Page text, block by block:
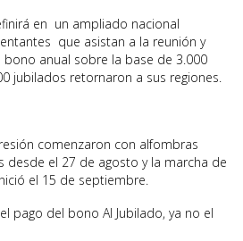
en un ampliado nacional
que asistan a la reunión y
anual sobre la base de 3.000
jubilados retornaron a sus regiones.
comenzaron con alfombras
desde el 27 de agosto y la marcha de
el 15 de septiembre.
pago del bono Al Jubilado, ya no el